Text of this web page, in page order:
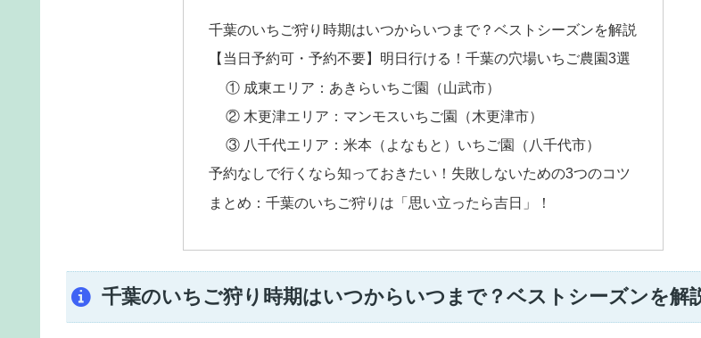
千葉のいちご狩り時期はいつからいつまで？ベストシーズンを解説
【当日予約可・予約不要】明日行ける！千葉の穴場いちご農園3選
① 成東エリア：あきらいちご園（山武市）
② 木更津エリア：マンモスいちご園（木更津市）
③ 八千代エリア：米本（よなもと）いちご園（八千代市）
予約なしで行くなら知っておきたい！失敗しないための3つのコツ
まとめ：千葉のいちご狩りは「思い立ったら吉日」！
千葉のいちご狩り時期はいつからいつまで？ベストシーズンを解